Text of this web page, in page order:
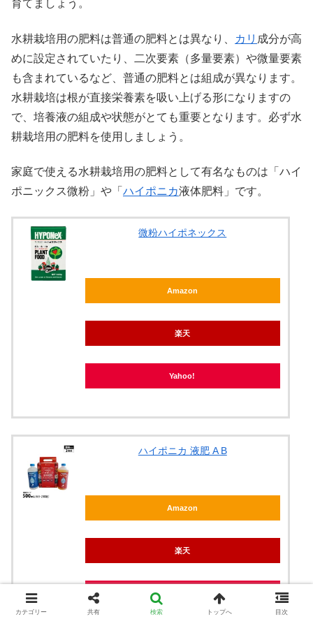
育てましょう。
水耕栽培用の肥料は普通の肥料とは異なり、 カリ 成分が高
めに設定されていたり、二次要素（多量要素）や微量要素
も含まれているなど、普通の肥料とは組成が異なります。
水耕栽培は根が直接栄養素を吸い上げる形になりますの
で、培養液の組成や状態がとても重要となります。必ず水
耕栽培用の肥料を使用しましょう。
家庭で使える水耕栽培用の肥料として有名なものは「ハイ
ポニックス微粉」や「 ハイポニカ液体肥料」です。
微粉ハイポネックス
Amazon
楽天
Yahoo!
ハイポニカ 液肥 A B
Amazon
楽天
カテゴリー 共有 検索 トップへ 目次